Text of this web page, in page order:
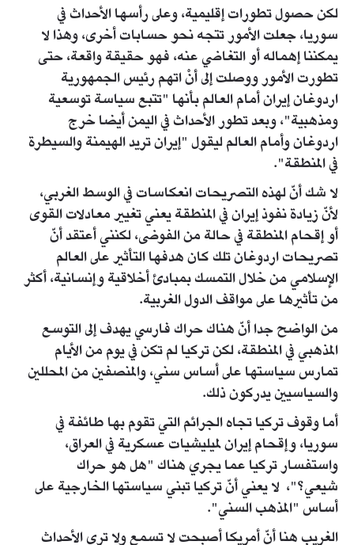
لكن حصول تطورات إقليمية، وعلى رأسها الأحداث في
سوريا، جعلت الأمور تتجه نحو حسابات أخرى، وهذا لا
يمكننا إهماله أو التغاضي عنه، فهو حقيقة واقعة، حتى
تطورت الأمور ووصلت إلى أنْ اتهم رئيس الجمهورية
اردوغان إيران أمام العالم بأنها "تتبع سياسة توسعية
ومذهبية"، وبعد تطور الأحداث في اليمن أيضا خرج
اردوغان وأمام العالم ليقول "إيران تريد الهيمنة والسيطرة
في المنطقة".
لا شك أنّ لهذه التصريحات انعكاسات في الوسط الغربي،
لأنّ زيادة نفوذ إيران في المنطقة يعني تغيير معادلات القوى
أو إقحام المنطقة في حالة من الفوضى، لكنني أعتقد أنّ
تصريحات اردوغان تلك كان هدفها التأثير على العالم
الإسلامي من خلال التمسك بمبادئ أخلاقية وإنسانية، أكثر
من تأثيرها على مواقف الدول الغربية.
من الواضح جدا أنّ هناك حراك فارسي يهدف إلى التوسع
المذهبي في المنطقة، لكن تركيا لم تكن في يوم من الأيام
تمارس سياستها على أساس سني، والمنصفين من المحللين
والسياسيين يدركون ذلك.
أما وقوف تركيا تجاه الجرائم التي تقوم بها طائفة في
سوريا، وإقحام إيران لميليشيات عسكرية في العراق،
واستفسار تركيا عما يجري هناك "هل هو حراك
شيعي؟"، لا يعني أنّ تركيا تبني سياستها الخارجية على
أساس "المذهب السني".
الغريب هنا أنّ أمريكا أصبحت لا تسمع ولا ترى الأحداث